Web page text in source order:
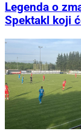
Legenda o
Spektakl koji